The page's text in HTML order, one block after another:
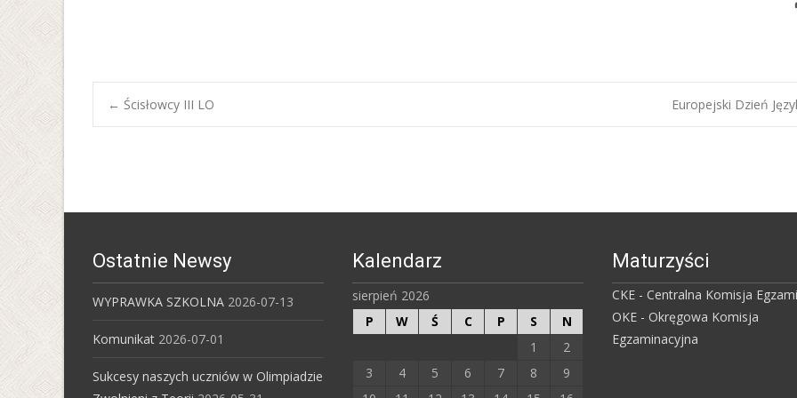
Post
← Ścisłowcy III LO Europejski Dzień
Ostatnie Newsy
WYPRAWKA SZKOLNA 2026-07-13
Komunikat 2026-07-01
Sukcesy naszych uczniów w Olimpiadzie
Kalendarz
sierpień 2026
P
W Ś C P S
N
1
2
3
4 5 6 7 8
9
Maturzyści
CKE - Centralna Komisja
OKE - Okręgowa Komisja
Egzaminacyjna